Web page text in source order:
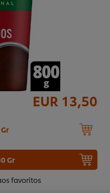
EUR 13,50
Gr
favoritos
semelhantes) para
no nosso site. Os Cookies
de certas funcionalidades (tais
de compras” online),